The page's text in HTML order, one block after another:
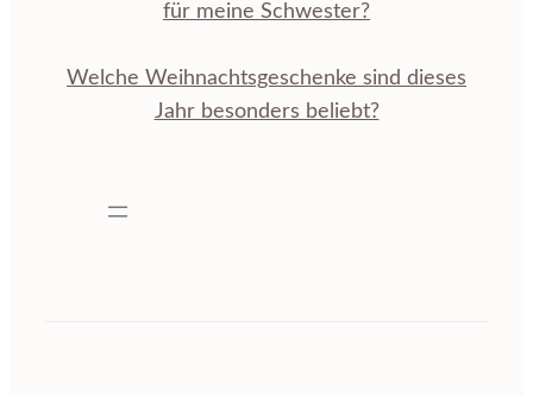
für meine Schwester?
Welche Weihnachtsgeschenke sind dieses
Jahr besonders beliebt?